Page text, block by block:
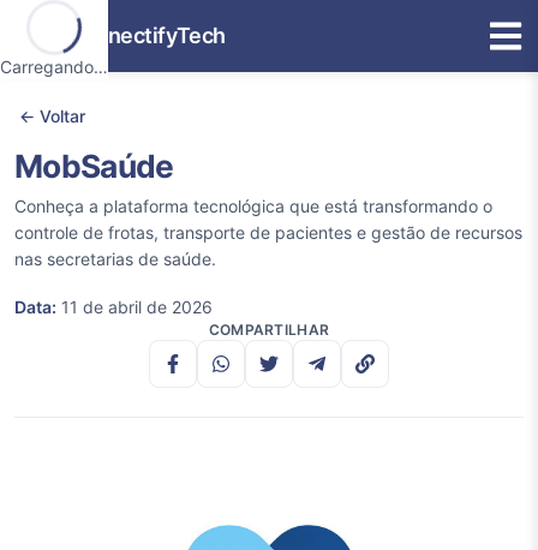
Carregando…
ConnectifyTech
← Voltar
MobSaúde
Conheça a plataforma tecnológica que está transformando o
controle de frotas, transporte de pacientes e gestão de recursos
nas secretarias de saúde.
Data: 11 de abril de 2026
COMPARTILHAR